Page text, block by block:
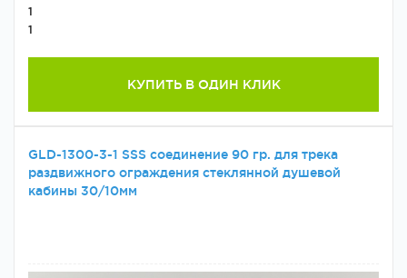
1
1
КУПИТЬ В ОДИН КЛИК
GLD-1300-3-1 SSS соединение 90 гр. для трека
раздвижного ограждения стеклянной душевой
кабины 30/10мм